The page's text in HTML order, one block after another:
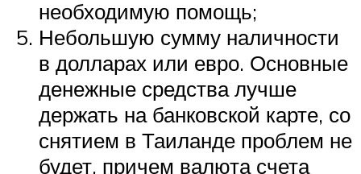
необходимую помощь;
Небольшую сумму наличности
в долларах или евро. Основные
денежные средства лучше
держать на банковской карте, со
снятием в Таиланде проблем не
будет, причем валюта счета